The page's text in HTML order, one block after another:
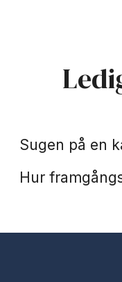
Sugen på en
Praktik
Hur